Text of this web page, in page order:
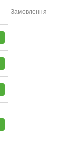
Замовлення